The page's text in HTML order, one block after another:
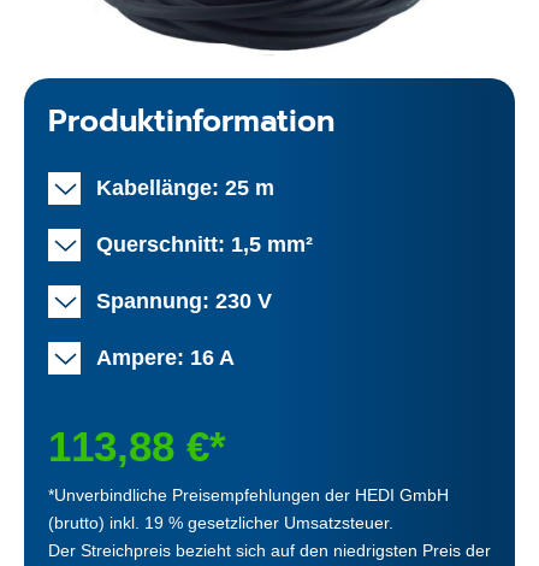
Produktinformation
Kabellänge: 25 m
Querschnitt: 1,5 mm²
Spannung: 230 V
Ampere: 16 A
113,88 €*
*Unverbindliche Preisempfehlungen der HEDI GmbH
(brutto) inkl. 19 % gesetzlicher Umsatzsteuer.
Der Streichpreis bezieht sich auf den niedrigsten Preis der